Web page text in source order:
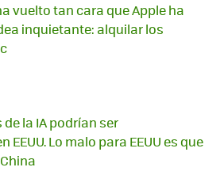
vuelto tan cara que Apple ha
inquietante: alquilar los
la IA podrían ser
Lo malo para EEUU es que